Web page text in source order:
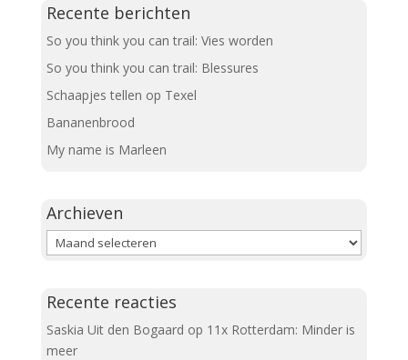
Recente berichten
So you think you can trail: Vies worden
So you think you can trail: Blessures
Schaapjes tellen op Texel
Bananenbrood
My name is Marleen
Archieven
Archieven
Recente reacties
Saskia Uit den Bogaard op 11x Rotterdam: Minder is
meer